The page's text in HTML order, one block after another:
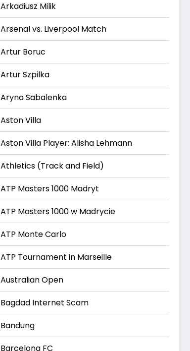
Arkadiusz Milik
Arsenal vs. Liverpool Match
Artur Boruc
Artur Szpilka
Aryna Sabalenka
Aston Villa
Aston Villa Player: Alisha Lehmann
Athletics (Track and Field)
ATP Masters 1000 Madryt
ATP Masters 1000 w Madrycie
ATP Monte Carlo
ATP Tournament in Marseille
Australian Open
Bagdad Internet Scam
Bandung
Barcelona FC